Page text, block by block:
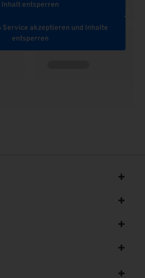
Inhalt entsperren
akzeptieren und Inhalte
entsperren